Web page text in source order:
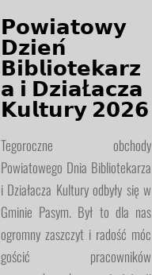
𝗣𝗼𝘄𝗶𝗮𝘁𝗼𝘄𝘆
𝗗𝘇𝗶𝗲𝗻́
𝗕𝗶𝗯𝗹𝗶𝗼𝘁𝗲𝗸𝗮𝗿𝘇
𝗮 𝗶 𝗗𝘇𝗶𝗮Ł𝗮𝗰𝘇𝗮
𝗞𝘂𝗹𝘁𝘂𝗿𝘆 𝟮𝟬𝟮𝟲
Tegoroczne obchody
Powiatowego Dnia Bibliotekarza
i Działacza Kultury odbyły się w
Gminie Pasym. Był to dla nas
ogromny zaszczyt i radość móc
gościć pracowników